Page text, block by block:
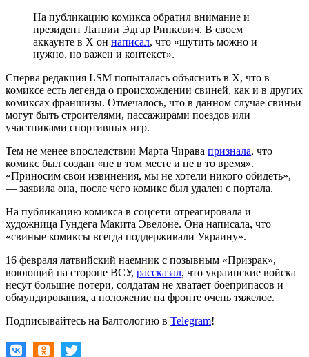
На публикацию комикса обратил внимание и
президент Латвии Эдгар Ринкевич. В своем
аккаунте в X он написал, что «шутить можно и
нужно, но важен и контекст».
Сперва редакция LSM попыталась объяснить в X, что в
комиксе есть легенда о происхождении свиней, как и в других
комиксах франшизы. Отмечалось, что в данном случае свиньи
могут быть строителями, пассажирами поездов или
участниками спортивных игр.
Тем не менее впоследствии Марта Чирава признала, что
комикс был создан «не в том месте и не в то время».
«Приносим свои извинения, мы не хотели никого обидеть»,
— заявила она, после чего комикс был удален с портала.
На публикацию комикса в соцсети отреагировала и
художница Гундега Макита Эвелоне. Она написала, что
«свиные комиксы всегда поддерживали Украину».
16 февраля латвийский наемник с позывным «Призрак»,
воюющий на стороне ВСУ, рассказал, что украинские войска
несут большие потери, солдатам не хватает боеприпасов и
обмундирования, а положение на фронте очень тяжелое.
Подписывайтесь на Балтологию в Telegram!